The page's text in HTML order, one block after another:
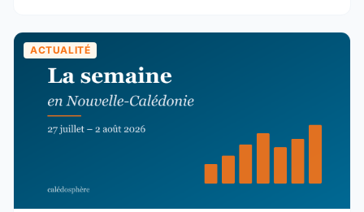
ACTUALITÉ